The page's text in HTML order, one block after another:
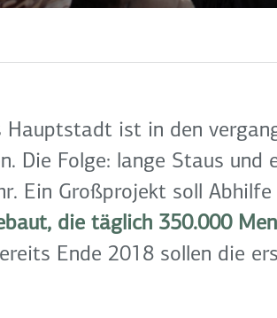
Hauptstadt ist in den
Die Folge: lange Staus
Ein Großprojekt soll Abhilfe
die täglich 350.000
Ende 2018 sollen die